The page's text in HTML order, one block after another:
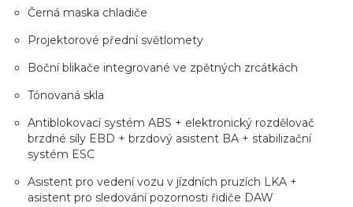
Černá maska chladiče
Projektorové přední světlomety
Boční blikače integrované ve zpětných zrcátkách
Tónovaná skla
Antiblokovací systém ABS + elektronický rozdělovač
brzdné síly EBD + brzdový asistent BA + stabilizační
systém ESC
Asistent pro vedení vozu v jízdních pruzích LKA +
asistent pro sledování pozornosti řidiče DAW